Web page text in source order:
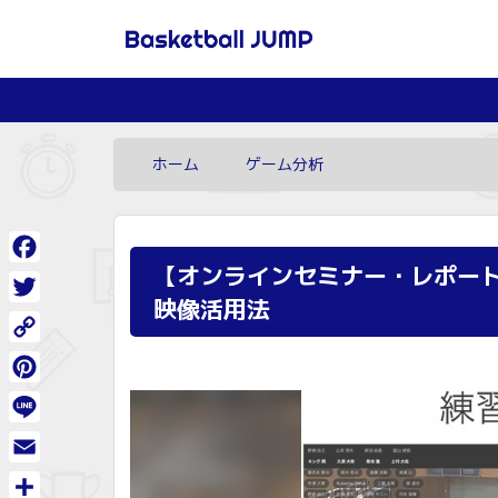
ホーム ゲーム分析
【オンラインセミナー・レポ
映像活用法
Facebook
Twitter
Copy
Link
Pinterest
Line
Email